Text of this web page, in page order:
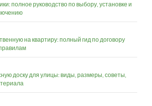
полное руководство по выбору, установке и
на квартиру: полный гид по договору
доску для улицы: виды, размеры, советы,